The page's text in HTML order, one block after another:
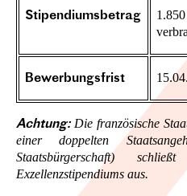
Stipendiumsbetrag
Bewerbungsfrist
Achtung: Die französische
einer doppelten
Staatsbürgerschaft)
Exzellenzstipendiums aus.